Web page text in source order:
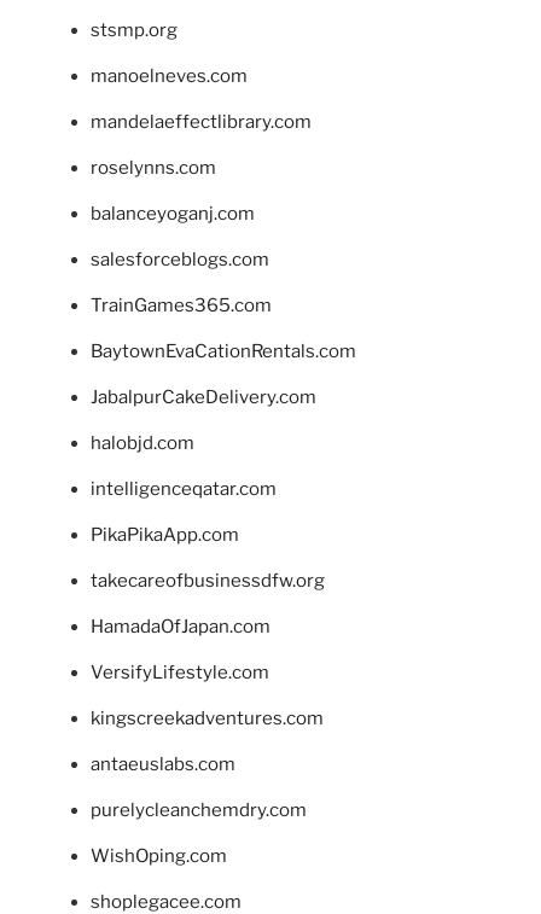
stsmp.org
manoelneves.com
mandelaeffectlibrary.com
roselynns.com
balanceyoganj.com
salesforceblogs.com
TrainGames365.com
BaytownEvaCationRentals.com
JabalpurCakeDelivery.com
halobjd.com
intelligenceqatar.com
PikaPikaApp.com
takecareofbusinessdfw.org
HamadaOfJapan.com
VersifyLifestyle.com
kingscreekadventures.com
antaeuslabs.com
purelycleanchemdry.com
WishOping.com
shoplegacee.com